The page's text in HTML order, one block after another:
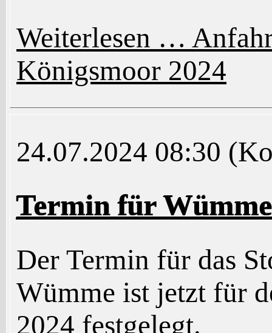
Weiterlesen …
Königsmoor 2024
24.07.2024 08:30
Termin für Wümme
Der Termin für das
Wümme ist jetzt für
2024 festgelegt.